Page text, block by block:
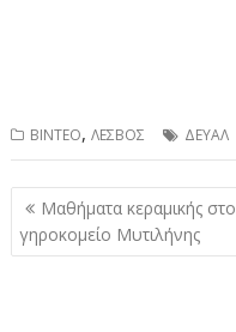
ΒΙΝΤΕΟ,ΛΕΣΒΟΣ ΔΕΥΑΛ
Πλοήγηση
άρθρων
Μαθήματα κεραμικής στο
γηροκομείο Μυτιλήνης